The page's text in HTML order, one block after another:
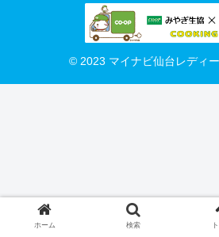
© 2023 マイナビ仙台レディ
ホーム 検索